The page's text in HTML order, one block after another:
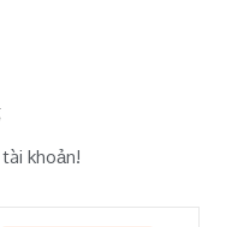
khoản!